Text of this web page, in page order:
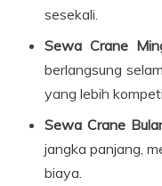
sesekali.
Sewa Crane
berlangsung
yang lebih
Sewa Crane
jangka panjang,
biaya.